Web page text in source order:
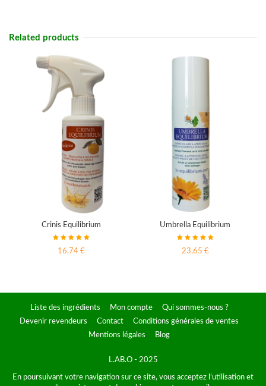
Related products
Crinis Equilibrium
16,74 €
Umbrella Equilibrium
23,65 €
Liste des ingrédients Mon compte
Qui sommes-nous ?
Devenir revendeurs
Contact
Conditions générales de ventes
Mentions légales
Blog
L.AB.O - 2025
En poursuivant votre navigation sur ce site, vous acceptez l’utilisation et